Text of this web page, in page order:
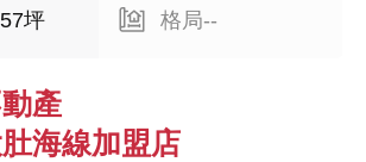
坪 格局--
產
海線加盟店